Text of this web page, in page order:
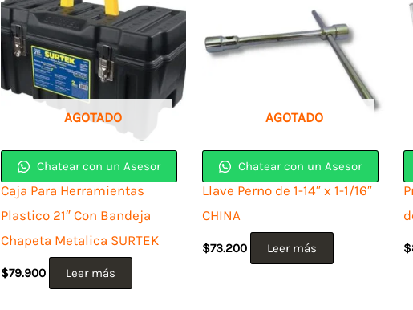
AGOTADO
Chatear con un Asesor
Caja Para Herramientas
Plastico 21″ Con Bandeja
Chapeta Metalica SURTEK
$79.900 Leer más
AGOTADO
Chatear con un Asesor
Llave Perno de 1-14″ x 1-1/16″
CHINA
$73.200 Leer más $